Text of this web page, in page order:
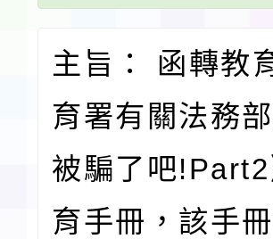
主旨： 函轉教
育署有關法務
被騙了吧
育手冊，該手